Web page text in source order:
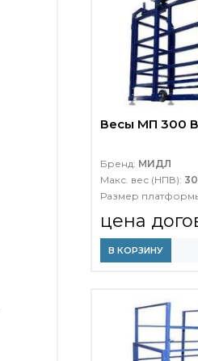
Весы МП 300
Бренд: МИДЛ
Макс. вес (НПВ):
Размер
цена
В КОРЗИНУ